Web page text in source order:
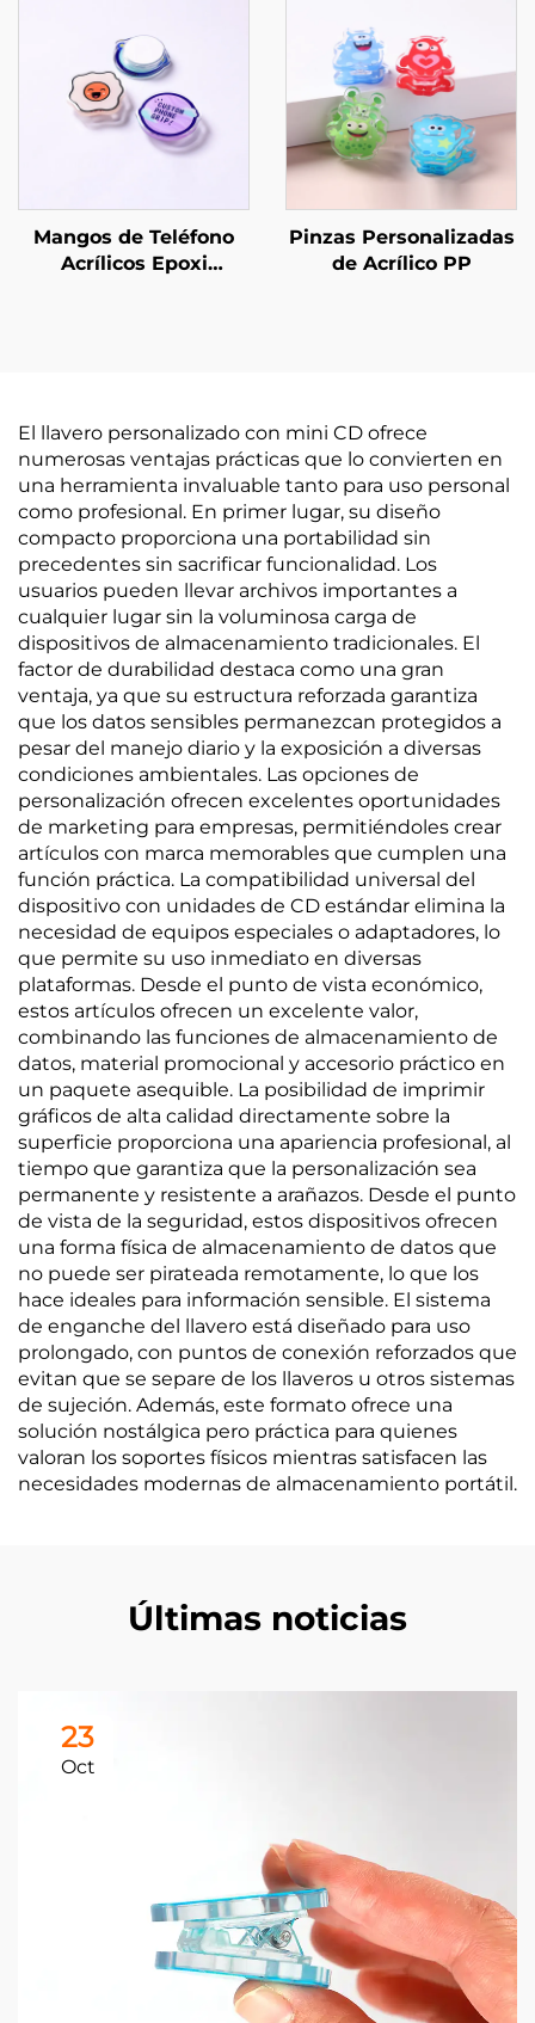
Mangos de Teléfono
Acrílicos Epoxi
Pinzas Personalizadas
de Acrílico PP
El llavero personalizado con mini CD ofrece
numerosas ventajas prácticas que lo convierten en
una herramienta invaluable tanto para uso personal
como profesional. En primer lugar, su diseño
compacto proporciona una portabilidad sin
precedentes sin sacrificar funcionalidad. Los
usuarios pueden llevar archivos importantes a
cualquier lugar sin la voluminosa carga de
dispositivos de almacenamiento tradicionales. El
factor de durabilidad destaca como una gran
ventaja, ya que su estructura reforzada garantiza
que los datos sensibles permanezcan protegidos a
pesar del manejo diario y la exposición a diversas
condiciones ambientales. Las opciones de
personalización ofrecen excelentes oportunidades
de marketing para empresas, permitiéndoles crear
artículos con marca memorables que cumplen una
función práctica. La compatibilidad universal del
dispositivo con unidades de CD estándar elimina la
necesidad de equipos especiales o adaptadores, lo
que permite su uso inmediato en diversas
plataformas. Desde el punto de vista económico,
estos artículos ofrecen un excelente valor,
combinando las funciones de almacenamiento de
datos, material promocional y accesorio práctico en
un paquete asequible. La posibilidad de imprimir
gráficos de alta calidad directamente sobre la
superficie proporciona una apariencia profesional, al
tiempo que garantiza que la personalización sea
permanente y resistente a arañazos. Desde el punto
de vista de la seguridad, estos dispositivos ofrecen
una forma física de almacenamiento de datos que
no puede ser pirateada remotamente, lo que los
hace ideales para información sensible. El sistema
de enganche del llavero está diseñado para uso
prolongado, con puntos de conexión reforzados que
evitan que se separe de los llaveros u otros sistemas
de sujeción. Además, este formato ofrece una
solución nostálgica pero práctica para quienes
valoran los soportes físicos mientras satisfacen las
necesidades modernas de almacenamiento portátil.
Últimas noticias
23
Oct